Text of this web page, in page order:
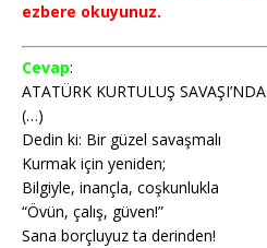
ezbere okuyunuz.
Cevap:
ATATÜRK KURTULUŞ SAVAŞI’NDA
(…)
Dedin ki: Bir güzel savaşmalı
Kurmak için yeniden;
Bilgiyle, inançla, coşkunlukla
“Övün, çalış, güven!”
Sana borçluyuz ta derinden!